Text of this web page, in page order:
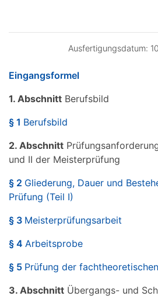
Ausfertigungsdatum:
Eingangsformel
1. Abschnitt Berufsbild
§ 1 Berufsbild
2. Abschnitt
und II der Meisterprüfung
§ 2 Gliederung, Dauer und
Prüfung (Teil I)
§ 3 Meisterprüfungsarbeit
§ 4 Arbeitsprobe
§ 5 Prüfung der
3. Abschnitt Übergangs- und